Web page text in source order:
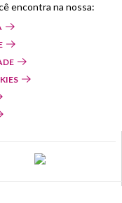
encontra na nossa: